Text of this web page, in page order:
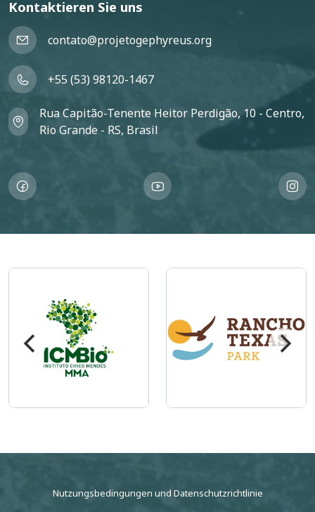
Kontaktieren Sie uns
contato@projetogephyreus.org
+55 (53) 98120-1467
Rua Capitão-Tenente Heitor Perdigão, 10 - Centro,
Rio Grande - RS, Brasil
Imagem Imagem
Nutzungsbedingungen und Datenschutzrichtlinie